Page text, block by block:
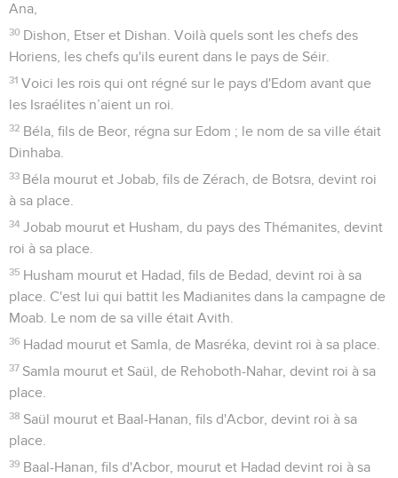
Ana,
30 Dishon, Etser et Dishan. Voilà quels sont les chefs des
Horiens, les chefs qu'ils eurent dans le pays de Séir.
31 Voici les rois qui ont régné sur le pays d'Edom avant que
les Israélites n’aient un roi.
32 Béla, fils de Beor, régna sur Edom ; le nom de sa ville était
Dinhaba.
33 Béla mourut et Jobab, fils de Zérach, de Botsra, devint roi
à sa place.
34 Jobab mourut et Husham, du pays des Thémanites, devint
roi à sa place.
35 Husham mourut et Hadad, fils de Bedad, devint roi à sa
place. C'est lui qui battit les Madianites dans la campagne de
Moab. Le nom de sa ville était Avith.
36 Hadad mourut et Samla, de Masréka, devint roi à sa place.
37 Samla mourut et Saül, de Rehoboth-Nahar, devint roi à sa
place.
38 Saül mourut et Baal-Hanan, fils d'Acbor, devint roi à sa
place.
39 Baal-Hanan, fils d'Acbor, mourut et Hadad devint roi à sa